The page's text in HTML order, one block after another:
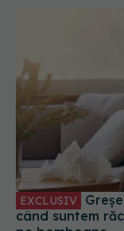
EXCLUSIV
când suntem
pe bomboane
14 dec 2023, 15:44